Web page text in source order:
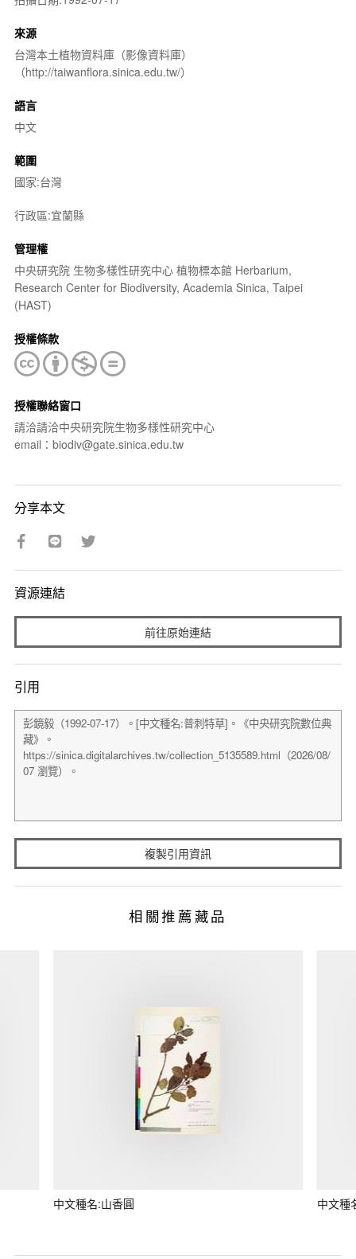
來源
台灣本土植物資料庫（影像資料庫）
（http://taiwanflora.sinica.edu.tw/）
語言
中文
範圍
國家:台灣
行政區:宜蘭縣
管理權
中央研究院 生物多樣性研究中心 植物標本館 Herbarium,
Research Center for Biodiversity, Academia Sinica, Taipei
(HAST)
授權條款
授權聯絡窗口
請洽請洽中央研究院生物多樣性研究中心
email：biodiv@gate.sinica.edu.tw
分享本文
資源連結
前往原始連結
引用
複製引用資訊
相關推薦藏品
中文種名:山香圓 中文種